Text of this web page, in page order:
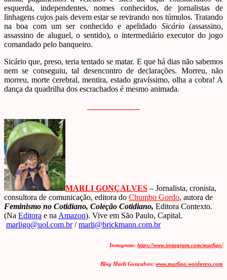
esquerda, independentes, nomes conhecidos, de jornalistas de
linhagens cujos pais devem estar se revirando nos túmulos. Tratando
na boa com um ser conhecido e apelidado Sicário(assassino,
assassino de aluguel, o sentido), o intermediário executor do jogo
comandado pelo banqueiro.
Sicário que, preso, teria tentado se matar. E que há dias não sabemos
nem se conseguiu, tal desencontro de declarações. Morreu, não
morreu, morte cerebral, mentira, estado gravíssimo, olha a cobra! A
dança da quadrilha dos escrachados é mesmo animada.
MARLI GONÇALVES – Jornalista, cronista,
consultora de comunicação, editora do Chumbo Gordo, autora de
Feminismo no Cotidiano, Coleção Cotidiano, Editora Contexto.
(Na Editora e na Amazon). Vive em São Paulo, Capital.
marligo@uol.com.br/marli@brickmann.com.br
Instagram: https://www.instagram.com/marligo/
Blog Marli Gonçalves: www.marligo.wordpress.com